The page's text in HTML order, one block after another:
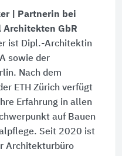
| Partnerin bei
GbR
ist Dipl.-Architektin
sowie der
Nach dem
ETH Zürich verfügt
Erfahrung in allen
auf Bauen
Seit 2020 ist
Architekturbüro